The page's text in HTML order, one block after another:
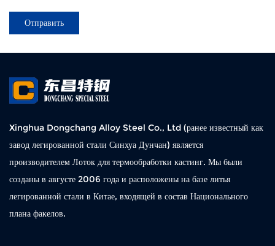
Xinghua Dongchang Alloy Steel Co., Ltd (ранее известный как
завод легированной стали Синхуа Дунчан) является
производителем Лоток для термообработки кастинг. Мы были
созданы в августе 2006 года и расположены на базе литья
легированной стали в Китае, входящей в состав Национального
плана факелов.